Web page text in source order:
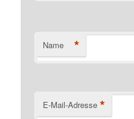
Name *
E-Mail-Adresse *